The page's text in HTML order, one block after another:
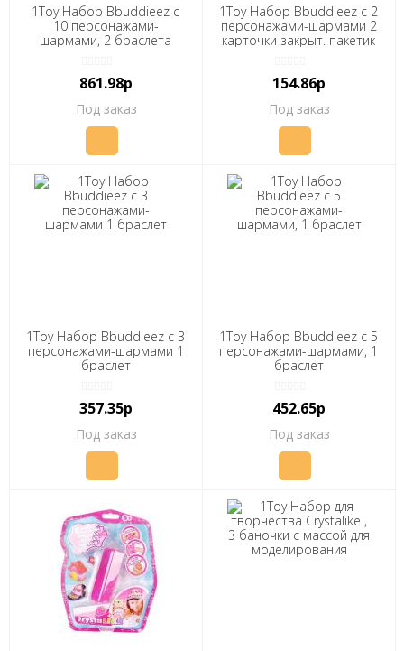
1Toy Набор Bbuddieez с
10 персонажами-
шармами, 2 браслета
861.98р
Под заказ
1Toy Набор Bbuddieez с 2
персонажами-шармами 2
карточки закрыт. пакетик
154.86р
Под заказ
1Toy Набор Bbuddieez с 3
персонажами-шармами 1
браслет
357.35р
Под заказ
1Toy Набор Bbuddieez с 5
персонажами-шармами, 1
браслет
452.65р
Под заказ